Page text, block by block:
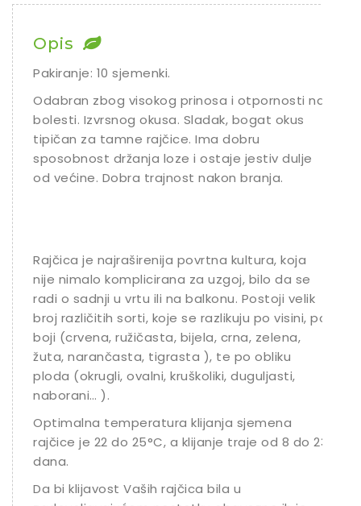
Ostalo sjeme
Opis
Pakiranje: 10 sjemenki.
Odabran zbog visokog prinosa i otpornosti na
bolesti. Izvrsnog okusa. Sladak, bogat okus
tipičan za tamne rajčice. Ima dobru
sposobnost držanja loze i ostaje jestiv dulje
od većine. Dobra trajnost nakon branja.
Rajčica je najraširenija povrtna kultura, koja
nije nimalo komplicirana za uzgoj, bilo da se
radi o sadnji u vrtu ili na balkonu. Postoji velik
broj različitih sorti, koje se razlikuju po visini, po
boji (crvena, ružičasta, bijela, crna, zelena,
žuta, narančasta, tigrasta ), te po obliku
ploda (okrugli, ovalni, kruškoliki, duguljasti,
naborani… ).
Optimalna temperatura klijanja sjemena
rajčice je 22 do 25°C, a klijanje traje od 8 do 23
dana.
Da bi klijavost Vaših rajčica bila u